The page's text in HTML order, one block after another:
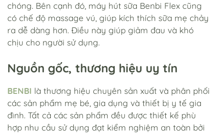
chóng. Bên cạnh đó, máy hút sữa Benbi Flex cũng
có chế độ massage vú, giúp kích thích sữa mẹ chảy
ra dễ dàng hơn. Điều này giúp giảm đau và khó
chịu cho người sử dụng.
Nguồn gốc, thương hiệu uy tín
BENBI là thương hiệu chuyên sản xuất và phân phối
các sản phẩm mẹ bé, gia dụng và thiết bị y tế gia
đình. Tất cả các sản phẩm đều được thiết kế phù
hợp nhu cầu sử dụng đạt kiểm nghiệm an toàn bởi